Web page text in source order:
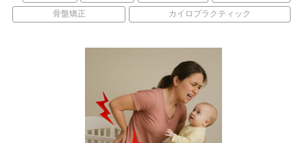
骨盤矯正 カイロプラクティック